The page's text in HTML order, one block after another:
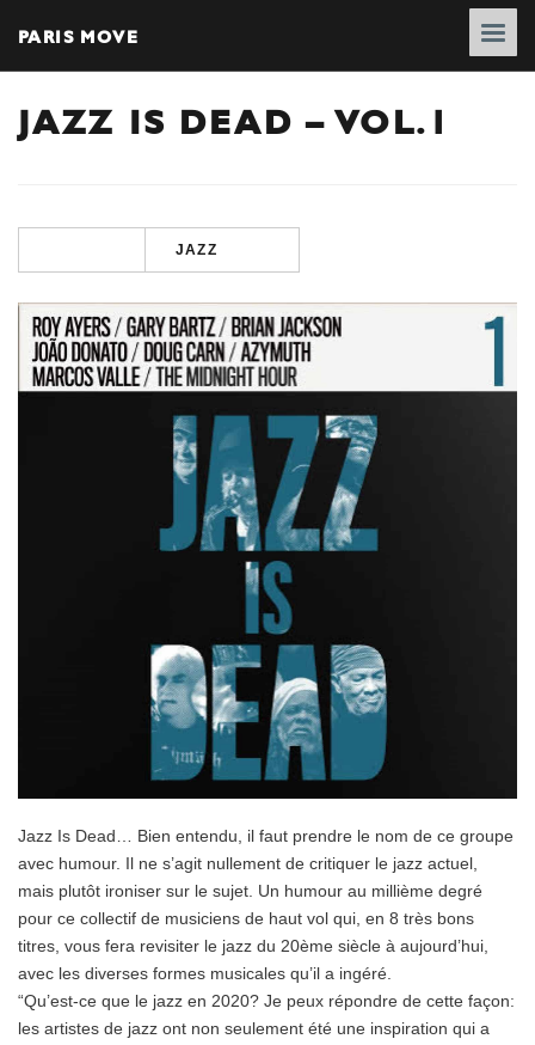
PARIS MOVE
JAZZ IS DEAD – VOL.1
JAZZ
Jazz Is Dead… Bien entendu, il faut prendre le nom de ce groupe
avec humour. Il ne s’agit nullement de critiquer le jazz actuel,
mais plutôt ironiser sur le sujet. Un humour au millième degré
pour ce collectif de musiciens de haut vol qui, en 8 très bons
titres, vous fera revisiter le jazz du 20ème siècle à aujourd’hui,
avec les diverses formes musicales qu’il a ingéré.
“Qu’est-ce que le jazz en 2020? Je peux répondre de cette façon:
les artistes de jazz ont non seulement été une inspiration qui a